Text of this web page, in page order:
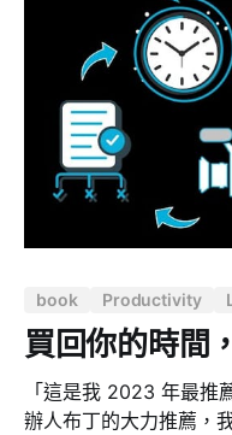
你要自己開始學所有的
銷售、財務、會計、募資、
辛，尤其在台灣這片土
遠遠超過外界的想像，
解與同理，經常讓創業
連，陷入極端孤立與巨大的心
裡，我感覺 Thomas
全淹沒。公司內部錄音
身必須正視自身心理問
的悲劇中，能清楚看見
長
book Productivity
買回你的時間
「這是我 2023 年最推
辦人布丁的大力推薦，